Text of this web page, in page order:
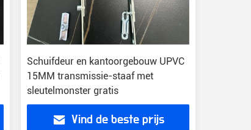
Schuifdeur en kantoorgebouw UPVC
15MM transmissie-staaf met
sleutelmonster gratis
Vind de beste prijs